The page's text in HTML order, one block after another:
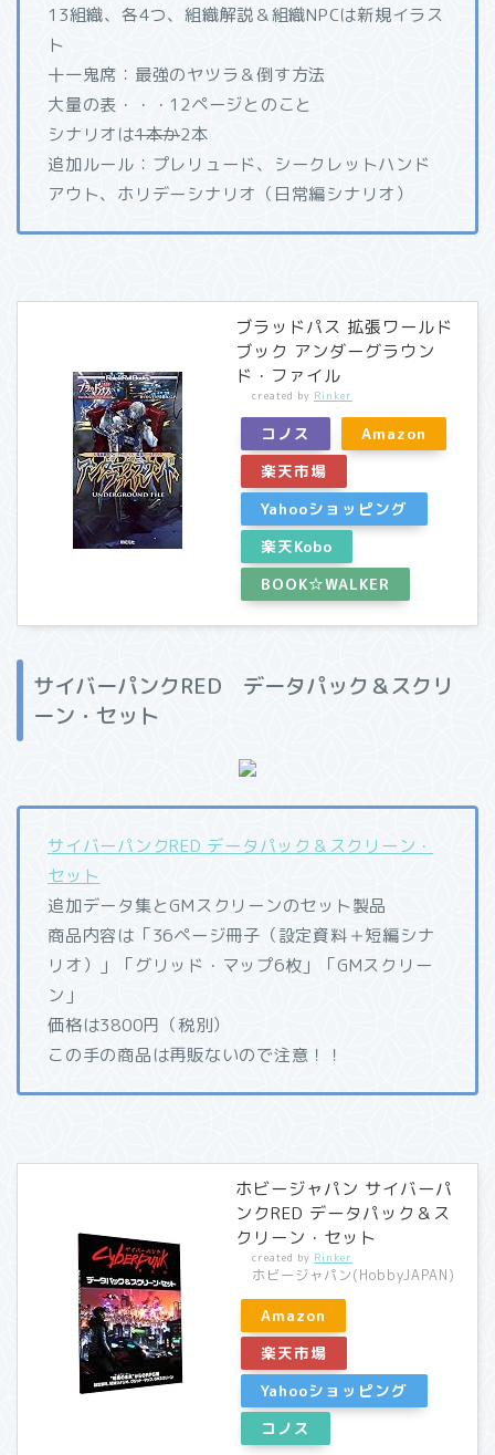
13組織、各4つ、組織解説＆組織NPCは新規イラス
ト
十一鬼席：最強のヤツラ＆倒す方法
大量の表・・・12ページとのこと
シナリオは1本か2本
追加ルール：プレリュード、シークレットハンド
アウト、ホリデーシナリオ（日常編シナリオ）
ブラッドパス 拡張ワールド
ブック アンダーグラウン
ド・ファイル
created by Rinker
コノス
Amazon
楽天市場
Yahooショッピング
楽天Kobo
BOOK☆WALKER
サイバーパンクRED データパック＆スクリ
ーン・セット
サイバーパンクRED データパック＆スクリーン・
セット
追加データ集とGMスクリーンのセット製品
商品内容は「36ページ冊子（設定資料＋短編シナ
リオ）」「グリッド・マップ6枚」「GMスクリー
ン」
価格は3800円（税別）
この手の商品は再販ないので注意！！
ホビージャパン サイバーパ
ンクRED データパック＆ス
クリーン・セット
created by Rinker
ホビージャパン(HobbyJAPAN)
Amazon
楽天市場
Yahooショッピング
コノス